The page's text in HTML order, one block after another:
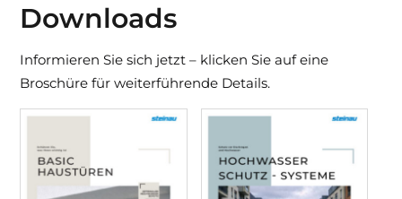
Downloads
Informieren Sie sich jetzt – klicken Sie auf eine
Broschüre für weiterführende Details.